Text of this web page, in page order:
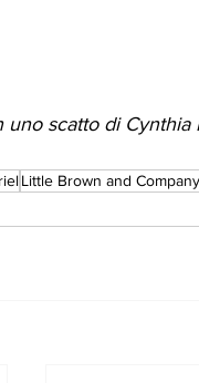
scatto di Cynthia
Little Brown and Company